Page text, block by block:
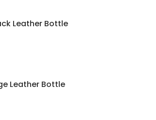
Leather Bottle
Leather Bottle